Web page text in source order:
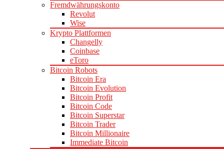
Fremdwährungskonto
Revolut
Wise
Krypto Plattformen
Changelly
Coinbase
eToro
Bitcoin Robots
Bitcoin Era
Bitcoin Evolution
Bitcoin Profit
Bitcoin Code
Bitcoin Superstar
Bitcoin Trader
Bitcoin Millionaire
Immediate Bitcoin